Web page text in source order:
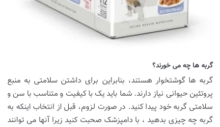
گربه ها چه می خورند؟
گربه ها گوشتخوار هستند، بنابراین برای داشتن سلامتی به منبع
پروتئین حیوانی نیاز دارند. شما باید یک با کیفیت و متناسب با سن و
سلامتی گربه خود پیدا کنید. در صورت لزوم، قبل از انتخاب اینکه به
گربه چه چیزی بدهید ، با دامپزشک صحبت کنید زیرا آنها می توانند